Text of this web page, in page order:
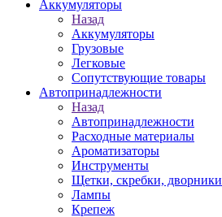
Аккумуляторы
Назад
Аккумуляторы
Грузовые
Легковые
Сопутствующие товары
Автопринадлежности
Назад
Автопринадлежности
Расходные материалы
Ароматизаторы
Инструменты
Щетки, скребки, дворники
Лампы
Крепеж